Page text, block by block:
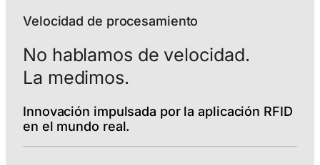
Velocidad de procesamiento
No hablamos de velocidad.
La medimos.
Innovación impulsada por la aplicación RFID
en el mundo real.